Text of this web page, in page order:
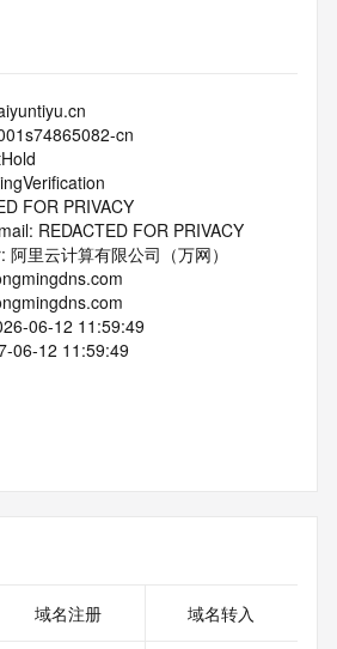
cn
FOR PRIVACY
REDACTED FOR PRIVACY
里云计算有限公司（万网）
06-12 11:59:49
06-12 11:59:49
域名注册 域名转入